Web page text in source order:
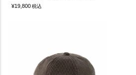
¥19,800税込